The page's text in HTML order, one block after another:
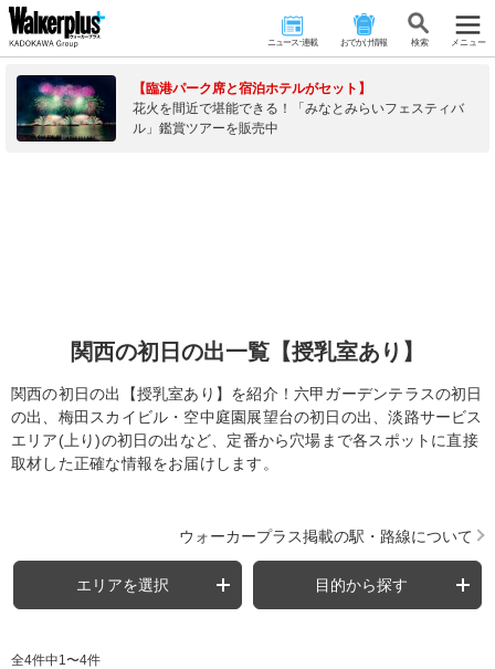
ニュース･連載 おでかけ情報 検 索 メニュー
【臨港パーク席と宿泊ホテルがセット】
花火を間近で堪能できる！「みなとみらいフェスティバ
ル」鑑賞ツアーを販売中
関西の初日の出一覧【授乳室あり】
関西の初日の出【授乳室あり】を紹介！六甲ガーデンテラスの初日
の出、梅田スカイビル・空中庭園展望台の初日の出、淡路サービス
エリア(上り)の初日の出など、定番から穴場まで各スポットに直接
取材した正確な情報をお届けします。
ウォーカープラス掲載の駅・路線について
エリアを選択 目的から探す
全4件中1〜4件